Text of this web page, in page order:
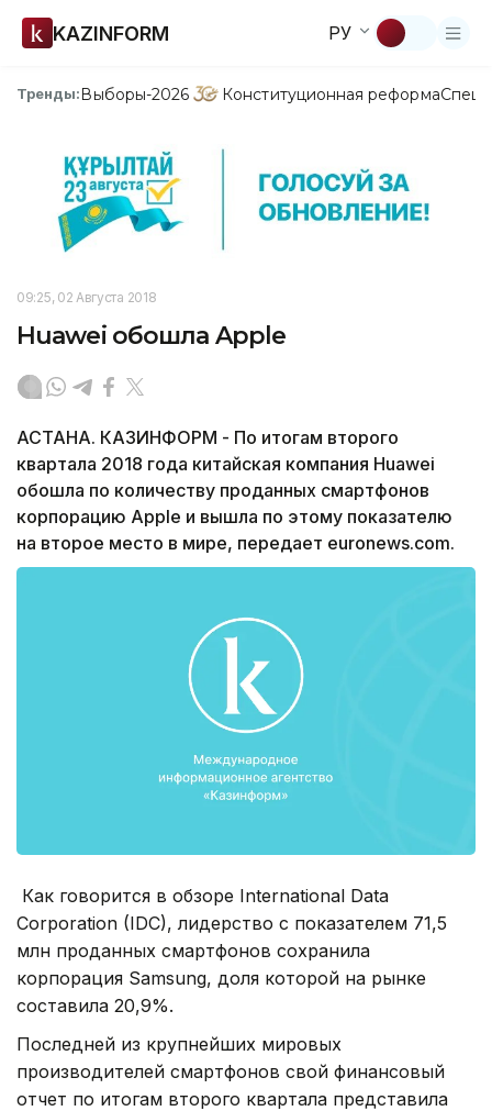
KAZINFORM РУ
Тренды:Выборы-2026 Конституционная реформа
09:25, 02 Августа 2018
Huawei обошла Apple
АСТАНА. КАЗИНФОРМ - По итогам второго
квартала 2018 года китайская компания Huawei
обошла по количеству проданных смартфонов
корпорацию Apple и вышла по этому показателю
на второе место в мире, передает euronews.com.
Как говорится в обзоре International Data
Corporation (IDC), лидерство с показателем 71,5
млн проданных смартфонов сохранила
корпорация Samsung, доля которой на рынке
составила 20,9%.
Последней из крупнейших мировых
производителей смартфонов свой финансовый
отчет по итогам второго квартала представила